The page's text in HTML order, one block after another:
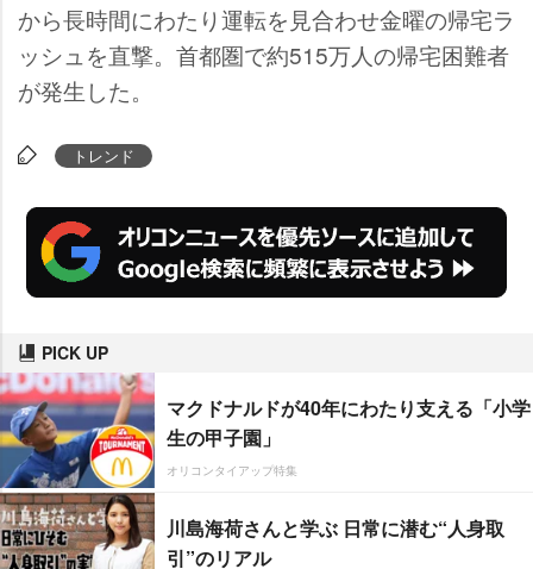
から長時間にわたり運転を見合わせ金曜の帰宅ラ
ッシュを直撃。首都圏で約515万人の帰宅困難者
が発生した。
トレンド
PICK UP
マクドナルドが40年にわたり支える「小学
生の甲子園」
オリコンタイアップ特集
川島海荷さんと学ぶ 日常に潜む“人身取
引”のリアル